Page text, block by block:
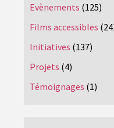
Evènements (125)
Films accessibles
Initiatives (137)
Projets (4)
Témoignages (1)